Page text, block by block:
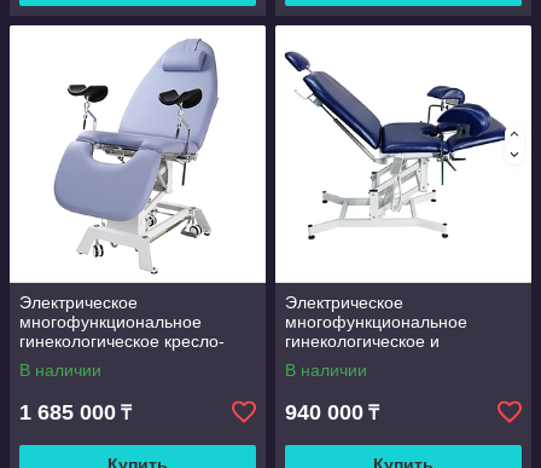
Электрическое
многофункциональное
гинекологическое кресло-
кушетка серии HICO
(модификация
HICOAL21062401)
В наличии
1 685 000 ₸
Электрическое
многофункциональное
гинекологическое и
урологическое смотровое
кресло-кушетка серии RJ-
В наличии
940 000 ₸